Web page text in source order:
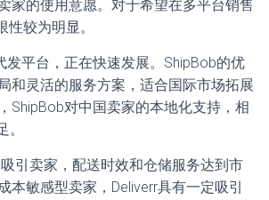
家的使用意愿。对于希望在多平台销售
性较为明显。
发平台，正在快速发展。ShipBob的优
和灵活的服务方案，适合国际市场拓展
ShipBob对中国卖家的本地化支持，相
引卖家，配送时效和仓储服务达到市
本敏感型卖家，Deliverr具有一定吸引